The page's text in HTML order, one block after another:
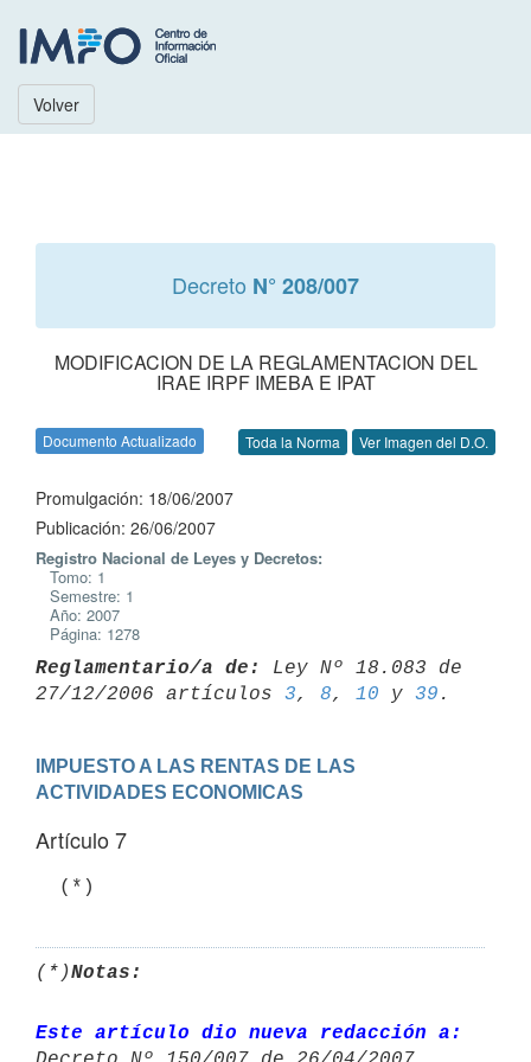
Volver
Decreto N° 208/007
MODIFICACION DE LA REGLAMENTACION DEL
IRAE IRPF IMEBA E IPAT
Documento Actualizado Toda la Norma Ver Imagen del D.O.
Promulgación: 18/06/2007
Publicación: 26/06/2007
Registro Nacional de Leyes y Decretos:
Tomo: 1
Semestre: 1
Año: 2007
Página: 1278
Reglamentario/a de:
Ley Nº 18.083 de
27/12/2006 artículos 3, 8, 10 y 39
IMPUESTO A LAS RENTAS DE LAS
ACTIVIDADES ECONOMICAS
Artículo 7
  (*)
(*)Notas:
Este artículo dio nueva redacción a: